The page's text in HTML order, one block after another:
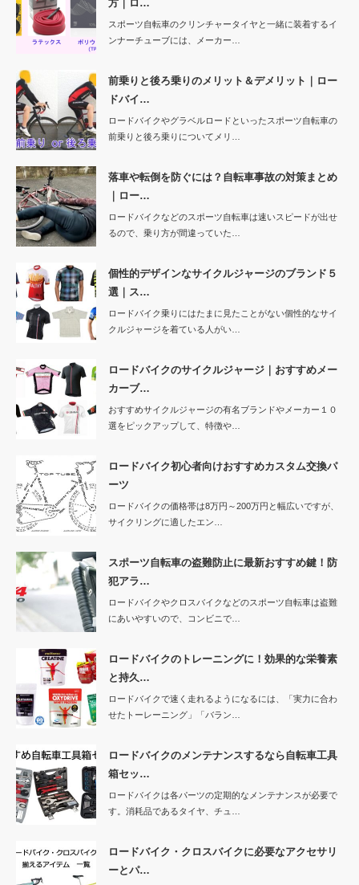
方｜ロ…
スポーツ自転車のクリンチャータイヤと一緒に装着するイ
ンナーチューブには、メーカー…
前乗りと後ろ乗りのメリット＆デメリット｜ロー
ドバイ…
ロードバイクやグラベルロードといったスポーツ自転車の
前乗りと後ろ乗りについてメリ…
落車や転倒を防ぐには？自転車事故の対策まとめ
｜ロー…
ロードバイクなどのスポーツ自転車は速いスピードが出せ
るので、乗り方が間違っていた…
個性的デザインなサイクルジャージのブランド５
選｜ス…
ロードバイク乗りにはたまに見たことがない個性的なサイ
クルジャージを着ている人がい…
ロードバイクのサイクルジャージ｜おすすめメー
カーブ…
おすすめサイクルジャージの有名ブランドやメーカー１０
選をピックアップして、特徴や…
ロードバイク初心者向けおすすめカスタム交換パ
ーツ
ロードバイクの価格帯は8万円～200万円と幅広いですが、
サイクリングに適したエン…
スポーツ自転車の盗難防止に最新おすすめ鍵！防
犯アラ…
ロードバイクやクロスバイクなどのスポーツ自転車は盗難
にあいやすいので、コンビニで…
ロードバイクのトレーニングに！効果的な栄養素
と持久…
ロードバイクで速く走れるようになるには、「実力に合わ
せたトーレーニング」「バラン…
ロードバイクのメンテナンスするなら自転車工具
箱セッ…
ロードバイクは各パーツの定期的なメンテナンスが必要で
す。消耗品であるタイヤ、チュ…
ロードバイク・クロスバイクに必要なアクセサリ
ーとパ…